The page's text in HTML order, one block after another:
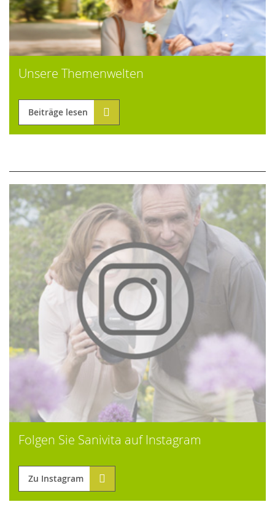
Unsere Themenwelten
Beiträge lesen
Folgen Sie Sanivita auf Instagram
Zu Instagram